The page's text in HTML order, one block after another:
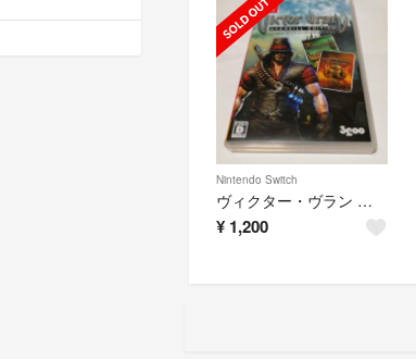
Nintendo Switch
ヴィクター・ヴラン オーバーキル エディション Switch
¥ 1,200